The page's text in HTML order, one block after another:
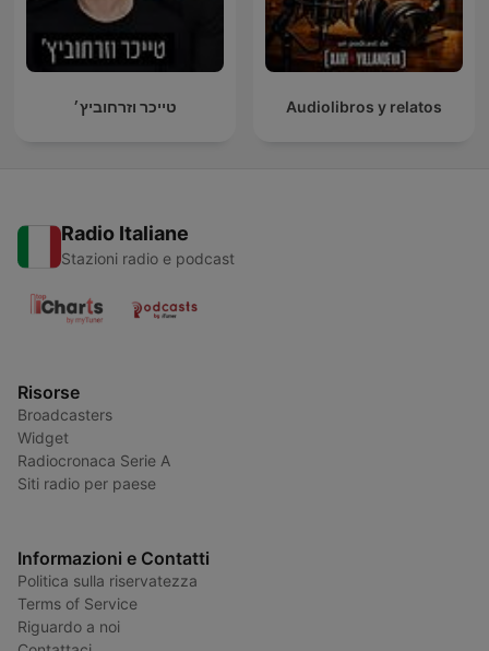
טייכר וזרחוביץ׳ Audiolibros y relatos
Radio Italiane
Stazioni radio e podcast
Risorse
Broadcasters
Widget
Radiocronaca Serie A
Siti radio per paese
Informazioni e Contatti
Politica sulla riservatezza
Terms of Service
Riguardo a noi